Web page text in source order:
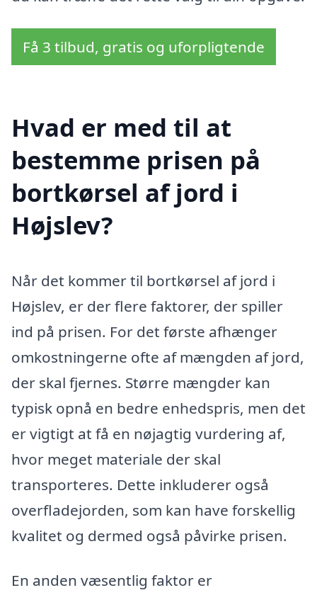
Få 3 tilbud, gratis og uforpligtende
Hvad er med til at
bestemme prisen på
bortkørsel af jord i
Højslev?
Når det kommer til bortkørsel af jord i
Højslev, er der flere faktorer, der spiller
ind på prisen. For det første afhænger
omkostningerne ofte af mængden af jord,
der skal fjernes. Større mængder kan
typisk opnå en bedre enhedspris, men det
er vigtigt at få en nøjagtig vurdering af,
hvor meget materiale der skal
transporteres. Dette inkluderer også
overfladejorden, som kan have forskellig
kvalitet og dermed også påvirke prisen.
En anden væsentlig faktor er